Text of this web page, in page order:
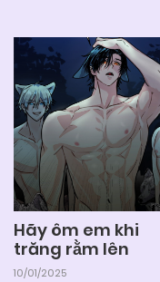
Hãy ôm em khi
trăng rằm lên
10/01/2025